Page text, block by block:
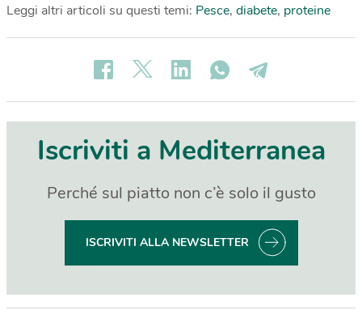
Leggi altri articoli su questi temi: Pesce, diabete, proteine
Iscriviti a Mediterranea
Perché sul piatto non c’è solo il gusto
ISCRIVITI ALLA NEWSLETTER